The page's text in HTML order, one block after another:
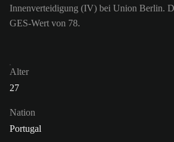
Innenverteidigung (IV) bei Union Berlin.
GES-Wert von 78.
Alter
27
Nation
Portugal